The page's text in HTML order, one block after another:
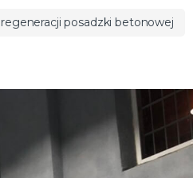
posadzki betonowej